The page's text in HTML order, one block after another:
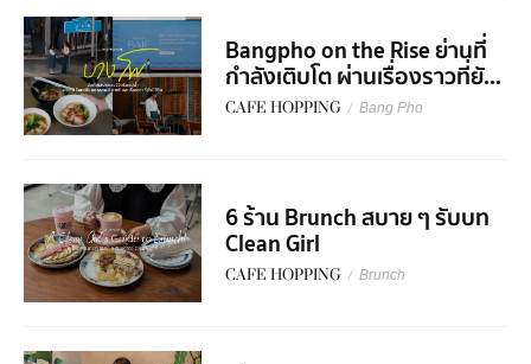
Bangpho on the Rise ย่านที่
กำลังเติบโต ผ่านเรื่องราวที่ยั...
CAFE HOPPING / Bang Pho
6 ร้าน Brunch สบาย ๆ รับบท
Clean Girl
CAFE HOPPING / Brunch